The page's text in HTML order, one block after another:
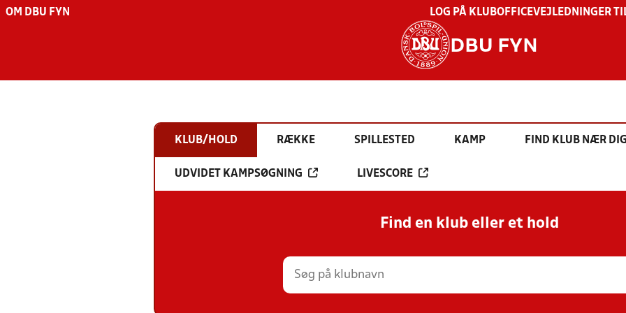
OM DBU FYN LOG PÅ KLUBOFFICEVEJLEDNINGER
DBU FYN
KLUB/HOLD RÆKKE SPILLESTED KAMP FIND KLUB NÆR
UDVIDET KAMPSØGNING LIVESCORE
Find en klub eller et hold